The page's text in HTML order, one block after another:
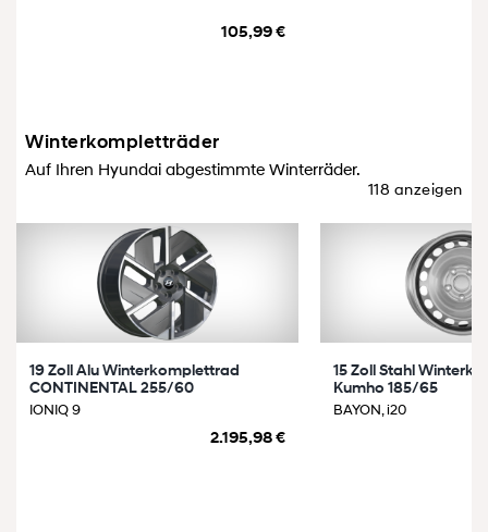
105,99 €
Winterkompletträder
Auf Ihren Hyundai abgestimmte Winterräder.
118 anzeigen
19 Zoll Alu Winterkomplettrad
CONTINENTAL 255/60
IONIQ 9
2.195,98 €
15 Zoll Stahl
Kumho 185/65
BAYON, i20